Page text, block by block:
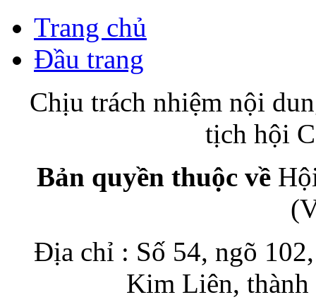
Trang chủ
Đầu trang
Chịu trách nhiệm nội
tịch hội
Bản quyền thuộc về
Địa chỉ : Số 54, ngõ
Kim Liên,